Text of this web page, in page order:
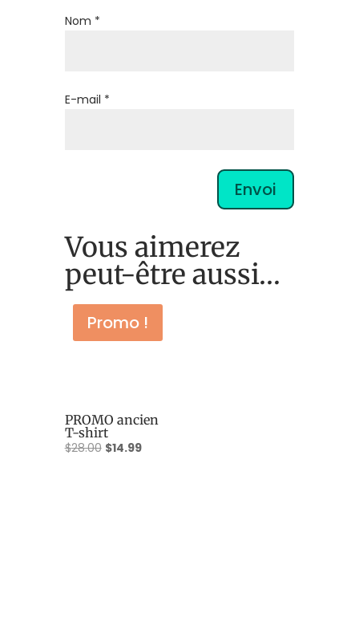
Nom *
E-mail *
Envoi
Vous aimerez
peut-être aussi…
Promo !
PROMO ancien
T-shirt
$28.00 Le
$14.99Le